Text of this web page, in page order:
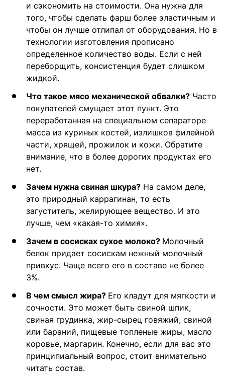
и сэкономить на стоимости. Она нужна для
того, чтобы сделать фарш более эластичным и
чтобы он лучше отлипал от оборудования. Но в
технологии изготовления прописано
определенное количество воды. Если с ней
переборщить, консистенция будет слишком
жидкой.
Что такое мясо механической обвалки? Часто
покупателей смущает этот пункт. Это
переработанная на специальном сепараторе
масса из куриных костей, излишков филейной
части, хрящей, прожилок и кожи. Обратите
внимание, что в более дорогих продуктах его
нет.
Зачем нужна свиная шкура? На самом деле,
это природный каррагинан, то есть
загуститель, желирующее вещество. И это
лучше, чем «какая-то химия».
Зачем в сосисках сухое молоко? Молочный
белок придает сосискам нежный молочный
привкус. Чаще всего его в составе не более
3%.
В чем смысл жира? Его кладут для мягкости и
сочности. Это может быть свиной шпик,
свиная грудинка, жир-сырец говяжий, свиной
или бараний, пищевые топленые жиры, масло
коровье, маргарин. Конечно, если для вас это
принципиальный вопрос, стоит внимательно
читать состав.